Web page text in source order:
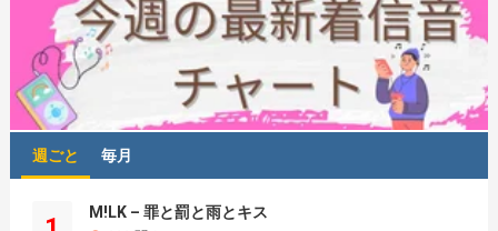
週ごと 毎月
M!LK – 罪と罰と雨とキス